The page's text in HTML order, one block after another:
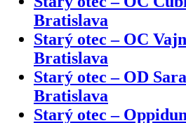
Bratislava
Starý otec – OC
Bratislava
Starý otec – OD
Bratislava
Starý otec –